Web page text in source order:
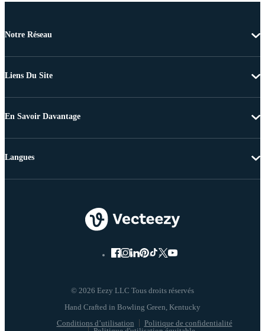
Notre Réseau
Liens Du Site
En Savoir Davantage
© 2026 Eezy LLC Tous droits réservés
Conditions d’utilisation
Politique de confidentialité
Langues